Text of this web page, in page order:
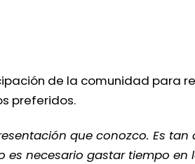
de la comunidad para
preferidos.
que conozco. Es
es necesario gastar tiempo